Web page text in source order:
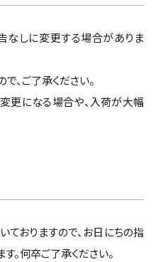
なしに変更する場合がありま
、ご了承ください。
更になる場合や、入荷が大幅
おりますので、お日にちの指
。何卒ご了承ください。